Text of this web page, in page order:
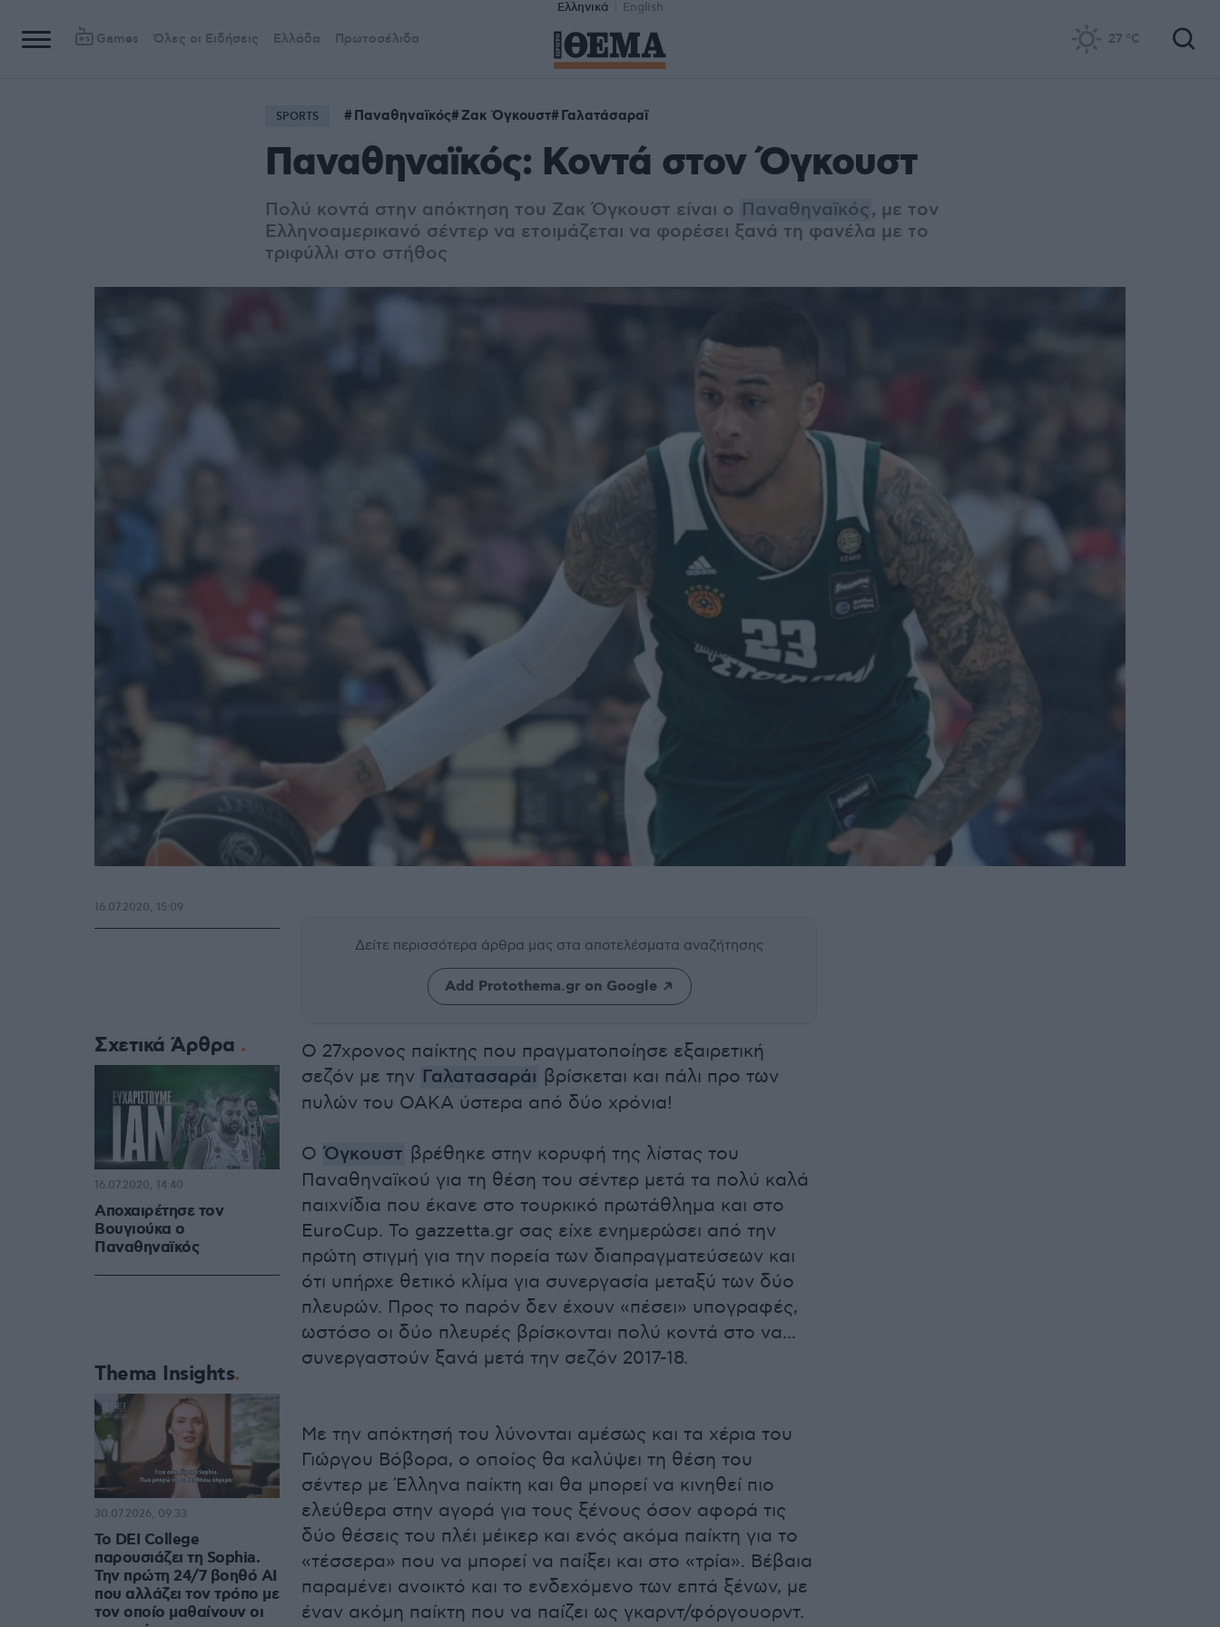
Ελληνικά English
Games Όλες οι Ειδήσεις Ελλάδα Πρωτοσέλιδα 27 °C
SPORTS Παναθηναϊκός Ζακ Όγκουστ Γαλατάσαραϊ
Παναθηναϊκός: Κοντά στον Όγκουστ
Πολύ κοντά στην απόκτηση του Ζακ Όγκουστ είναι ο Παναθηναϊκός, με τον
Ελληνοαμερικανό σέντερ να ετοιμάζεται να φορέσει ξανά τη φανέλα με το
τριφύλλι στο στήθος
Δείτε περισσότερα άρθρα μας στα αποτελέσματα αναζήτησης
Add Protothema.gr on Google
Ο 27χρονος παίκτης που πραγματοποίησε εξαιρετική
σεζόν με την Γαλατασαράι βρίσκεται και πάλι προ των
πυλών του ΟΑΚΑ ύστερα από δύο χρόνια!
Ο Όγκουστ βρέθηκε στην κορυφή της λίστας του
Παναθηναϊκού για τη θέση του σέντερ μετά τα πολύ καλά
παιχνίδια που έκανε στο τουρκικό πρωτάθλημα και στο
EuroCup. Το gazzetta.gr σας είχε ενημερώσει από την
πρώτη στιγμή για την πορεία των διαπραγματεύσεων και
ότι υπήρχε θετικό κλίμα για συνεργασία μεταξύ των δύο
πλευρών. Προς το παρόν δεν έχουν «πέσει» υπογραφές,
ωστόσο οι δύο πλευρές βρίσκονται πολύ κοντά στο να...
συνεργαστούν ξανά μετά την σεζόν 2017-18.
Με την απόκτησή του λύνονται αμέσως και τα χέρια του
Γιώργου Βόβορα, ο οποίος θα καλύψει τη θέση του
σέντερ με Έλληνα παίκτη και θα μπορεί να κινηθεί πιο
ελεύθερα στην αγορά για τους ξένους όσον αφορά τις
δύο θέσεις του πλέι μέικερ και ενός ακόμα παίκτη για το
«τέσσερα» που να μπορεί να παίξει και στο «τρία». Βέβαια
παραμένει ανοικτό και το ενδεχόμενο των επτά ξένων, με
έναν ακόμη παίκτη που να παίζει ως γκαρντ/φόργουορντ.
16.07.2020, 15:09
Σχετικά Άρθρα
Αποχαιρέτησε τον
Βουγιούκα ο
Παναθηναϊκός
16.07.2020, 14:40
Thema Insights
Το DEI College
παρουσιάζει τη Sophia.
Την πρώτη 24/7 βοηθό AI
που αλλάζει τον τρόπο με
τον οποίο μαθαίνουν οι
30.07.2026, 09:33